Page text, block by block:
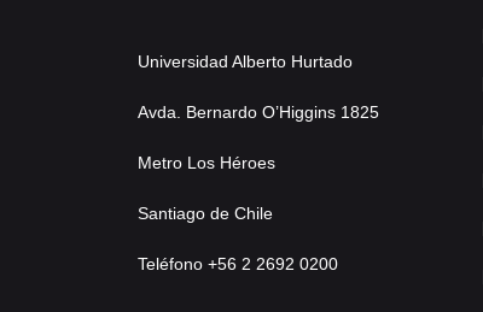
Universidad Alberto Hurtado
Avda. Bernardo O’Higgins 1825
Metro Los Héroes
Santiago de Chile
Teléfono +56 2 2692 0200